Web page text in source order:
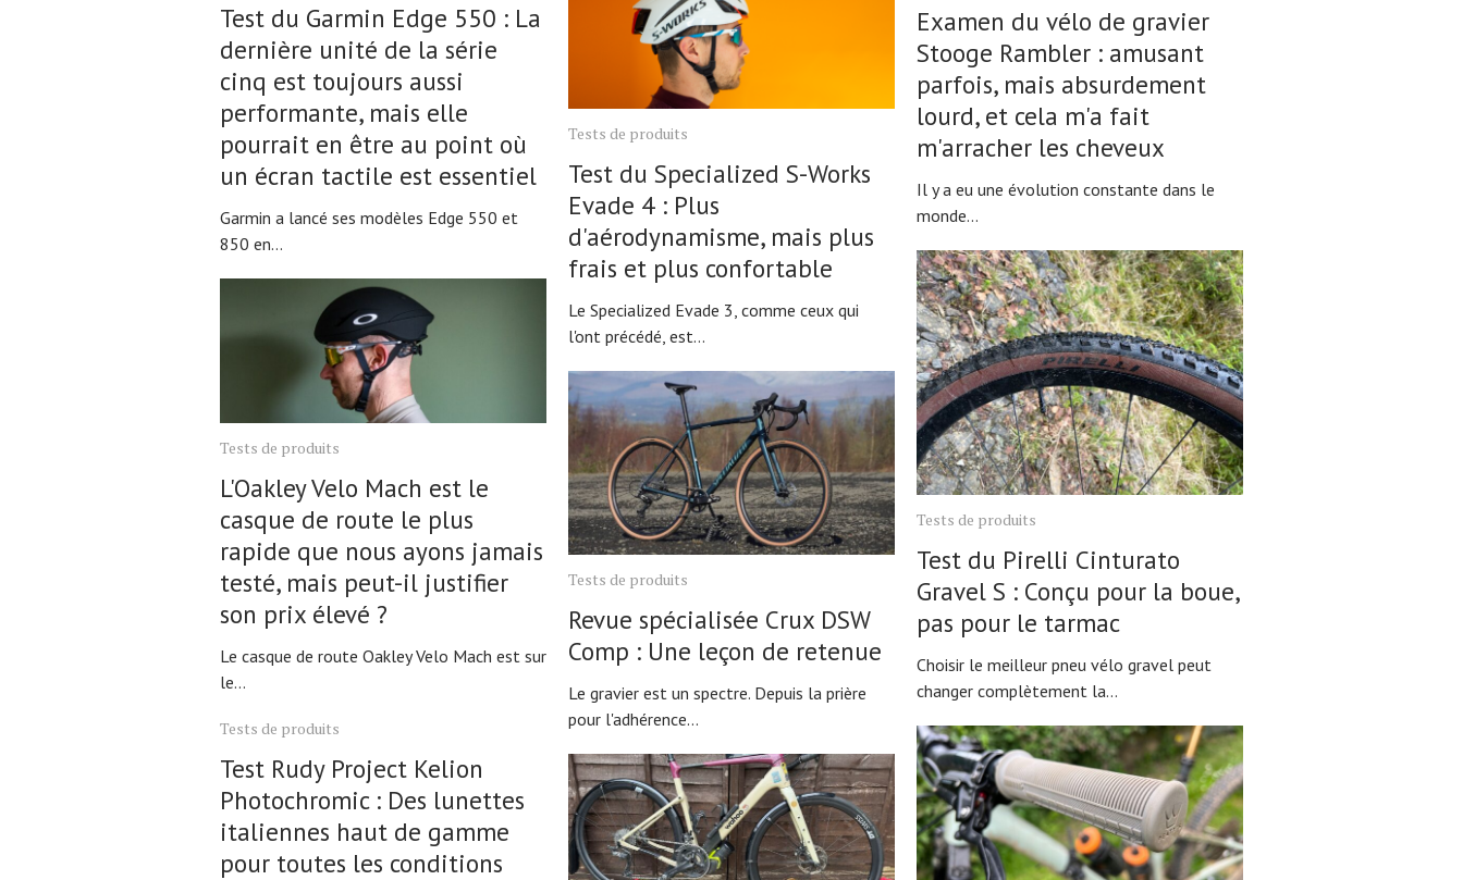
Test du Garmin Edge 550 : La
dernière unité de la série
cinq est toujours aussi
performante, mais elle
pourrait en être au point où
un écran tactile est essentiel
Garmin a lancé ses modèles Edge 550 et
850 en...
Tests de produits
L'Oakley Velo Mach est le
casque de route le plus
rapide que nous ayons jamais
testé, mais peut-il justifier
son prix élevé ?
Le casque de route Oakley Velo Mach est sur
le...
Tests de produits
Test Rudy Project Kelion
Photochromic : Des lunettes
italiennes haut de gamme
pour toutes les conditions
Tests de produits
Test du Specialized S-Works
Evade 4 : Plus
d'aérodynamisme, mais plus
frais et plus confortable
Le Specialized Evade 3, comme ceux qui
l'ont précédé, est...
Tests de produits
Revue spécialisée Crux DSW
Comp : Une leçon de retenue
Le gravier est un spectre. Depuis la prière
pour l'adhérence...
Examen du vélo de gravier
Stooge Rambler : amusant
parfois, mais absurdement
lourd, et cela m'a fait
m'arracher les cheveux
Il y a eu une évolution constante dans le
monde...
Tests de produits
Test du Pirelli Cinturato
Gravel S : Conçu pour la boue,
pas pour le tarmac
Choisir le meilleur pneu vélo gravel peut
changer complètement la...